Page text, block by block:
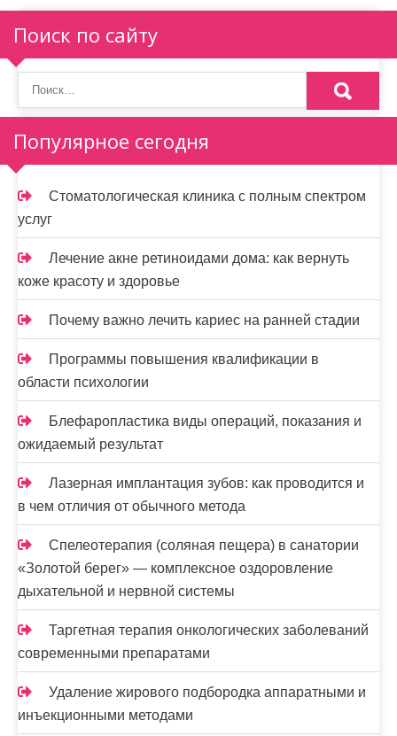
Поиск по сайту
Популярное сегодня
Стоматологическая клиника с полным спектром
услуг
Лечение акне ретиноидами дома: как вернуть
коже красоту и здоровье
Почему важно лечить кариес на ранней стадии
Программы повышения квалификации в
области психологии
Блефаропластика виды операций, показания и
ожидаемый результат
Лазерная имплантация зубов: как проводится и
в чем отличия от обычного метода
Спелеотерапия (соляная пещера) в санатории
«Золотой берег» — комплексное оздоровление
дыхательной и нервной системы
Таргетная терапия онкологических заболеваний
современными препаратами
Удаление жирового подбородка аппаратными и
инъекционными методами